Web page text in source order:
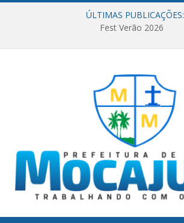
ÚLTIMAS PUBLICAÇÕES:
Fest Verão 2026